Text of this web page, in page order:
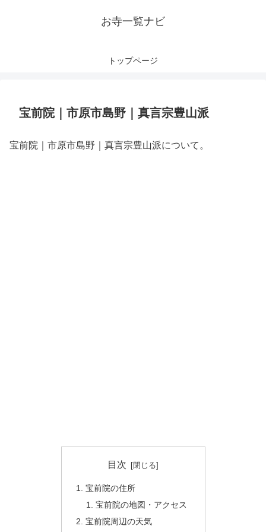
お寺一覧ナビ
トップページ
宝前院｜市原市島野｜真言宗豊山派
宝前院｜市原市島野｜真言宗豊山派について。
目次
宝前院の住所
宝前院の地図・アクセス
宝前院周辺の天気